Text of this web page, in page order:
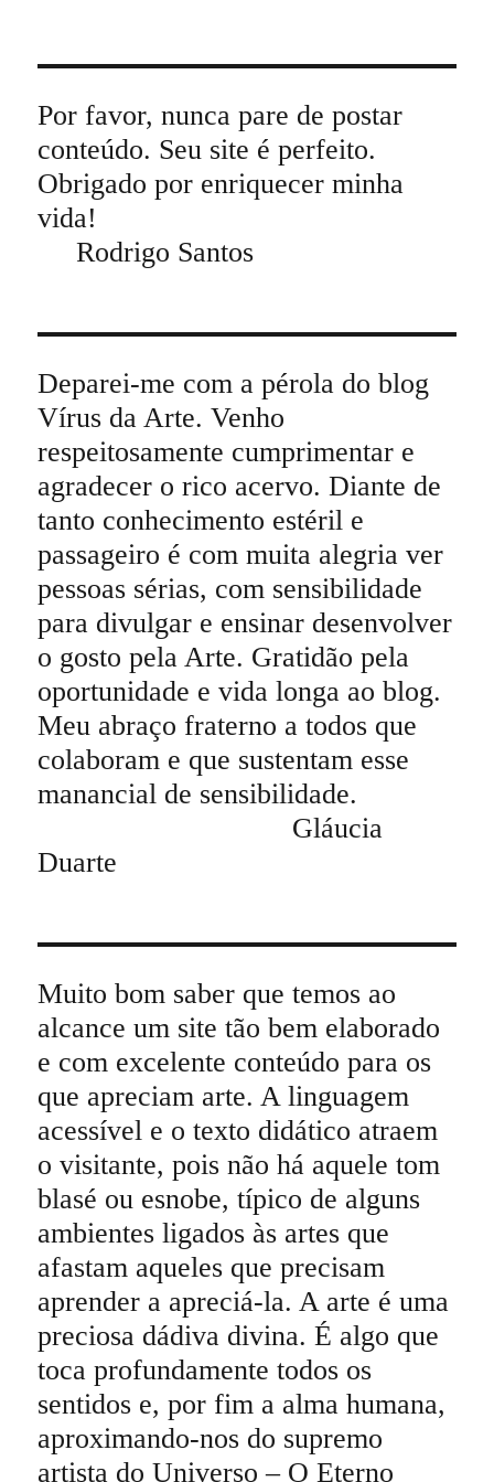
Por favor, nunca pare de postar
conteúdo. Seu site é perfeito.
Obrigado por enriquecer minha
vida!
Rodrigo Santos
Deparei-me com a pérola do blog
Vírus da Arte. Venho
respeitosamente cumprimentar e
agradecer o rico acervo. Diante de
tanto conhecimento estéril e
passageiro é com muita alegria ver
pessoas sérias, com sensibilidade
para divulgar e ensinar desenvolver
o gosto pela Arte. Gratidão pela
oportunidade e vida longa ao blog.
Meu abraço fraterno a todos que
colaboram e que sustentam esse
manancial de sensibilidade.
Gláucia
Duarte
Muito bom saber que temos ao
alcance um site tão bem elaborado
e com excelente conteúdo para os
que apreciam arte. A linguagem
acessível e o texto didático atraem
o visitante, pois não há aquele tom
blasé ou esnobe, típico de alguns
ambientes ligados às artes que
afastam aqueles que precisam
aprender a apreciá-la. A arte é uma
preciosa dádiva divina. É algo que
toca profundamente todos os
sentidos e, por fim a alma humana,
aproximando-nos do supremo
artista do Universo – O Eterno